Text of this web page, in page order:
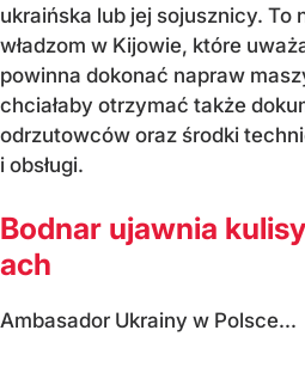
ukraińska lub jej sojusznicy. To
władzom w Kijowie, które
powinna dokonać napraw
chciałaby otrzymać także
odrzutowców oraz środki
i obsługi.
Bodnar ujawnia
ach
Ambasador Ukrainy w Polsce...